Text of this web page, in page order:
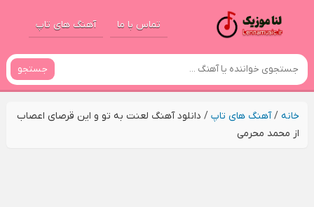
تماس با ما آهنگ های تاپ
جستجو
خانه/آهنگ های تاپ/ دانلود آهنگ لعنت به تو و این قرصای اعصاب
از محمد محرمی